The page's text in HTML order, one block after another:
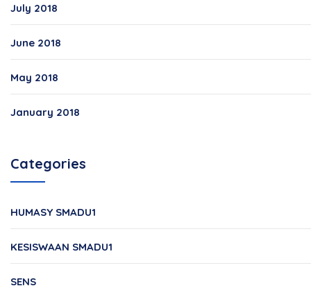
July 2018
June 2018
May 2018
January 2018
Categories
HUMASY SMADU1
KESISWAAN SMADU1
SENS